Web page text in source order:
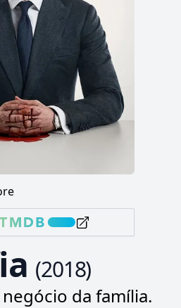
(2018)
da família.